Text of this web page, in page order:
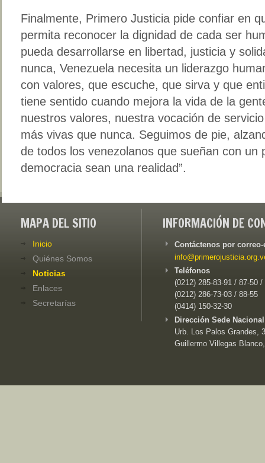
Finalmente, Primero Justicia pide confiar en
permita reconocer la dignidad de cada ser
pueda desarrollarse en libertad, justicia y
nunca, Venezuela necesita un liderazgo
con valores, que escuche, que sirva y que
tiene sentido cuando mejora la vida de la
nuestros valores, nuestra vocación de
más vivas que nunca. Seguimos de pie,
de todos los venezolanos que sueñan con un
democracia sean una realidad”.
MAPA DEL SITIO
Inicio
Quiénes Somos
Noticias
Enlaces
Secretarías
INFORMACIÓN DE
Contáctenos por
Teléfonos
(0212) 285-83-91 / 87-50 /
(0212) 286-73-03 / 88-55
(0414) 150-32-30
Dirección Sede
Urb. Los Palos Grandes,
Guillermo Villegas